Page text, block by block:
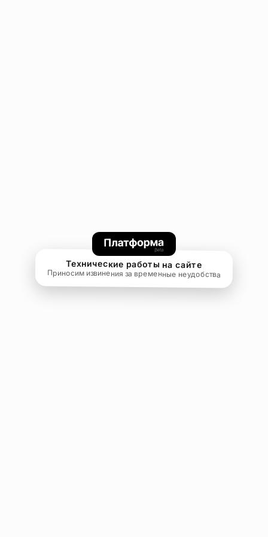
Технические работы на сайте
Приносим извинения за временные неудобства